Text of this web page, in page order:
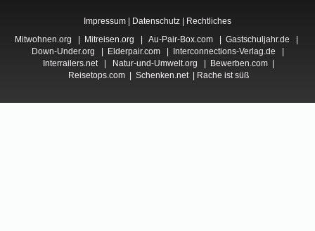
Impressum | Datenschutz | Rechtliches
Mitwohnen.org
Mitreisen.org Au-Pair-Box.com Gastschuljahr.de
Down-Under.org
Elderpair.com| Interconnections-Verlag.de
Interrailers.net| Natur-und-Umwelt.org Bewerben.com
Reisetops.com
Schenken.net| Rache ist süß